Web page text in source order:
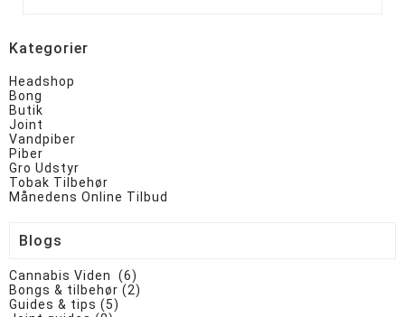
Kategorier
Headshop
Bong
Butik
Joint
Vandpiber
Piber
Gro Udstyr
Tobak Tilbehør
Månedens Online Tilbud
Blogs
Cannabis Viden (6)
Bongs & tilbehør (2)
Guides & tips (5)